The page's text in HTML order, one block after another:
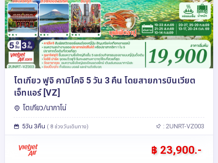
โตเกียว ฟูจิ คามิโคจิ 5 วัน 3 คืน โดยสายการบินเวียต
เจ็ทแอร์ [VZ]
โตเกียว/นากาโน่
5วัน 3คืน ( 8 ช่วงวันเดินทาง) : 2UNRT-VZ003
฿ 23,900.-